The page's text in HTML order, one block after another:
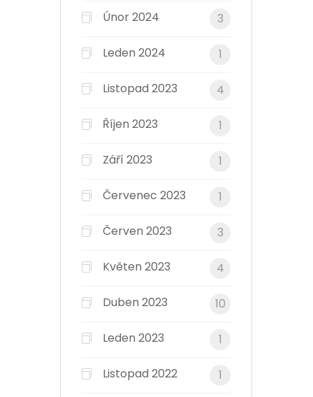
Únor 2024 3
Leden 2024 1
Listopad 2023 4
Říjen 2023 1
Září 2023 1
Červenec 2023 1
Červen 2023 3
Květen 2023 4
Duben 2023 10
Leden 2023 1
Listopad 2022 1